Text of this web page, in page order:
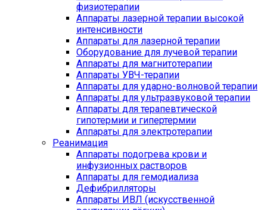
физиотерапии
Аппараты лазерной терапии высокой
интенсивности
Аппараты для лазерной терапии
Оборудование для лучевой терапии
Аппараты для магнитотерапии
Аппараты УВЧ-терапии
Аппараты для ударно-волновой терапии
Аппараты для ультразвуковой терапии
Аппараты для терапевтической
гипотермии и гипертермии
Аппараты для электротерапии
Реанимация
Аппараты подогрева крови и
инфузионных растворов
Аппараты для гемодиализа
Дефибрилляторы
Аппараты ИВЛ (искусственной